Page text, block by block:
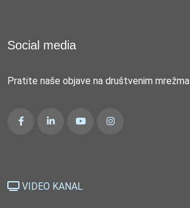
Social media
Pratite naše objave na društvenim mrežma
VIDEO KANAL